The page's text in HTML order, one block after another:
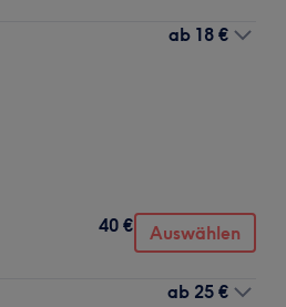
ab 18 €
40 € Auswählen
ab 25 €